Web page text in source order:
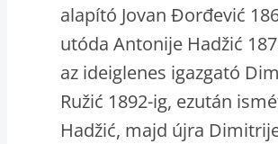
alapító Jovan Đorđević
utóda Antonije Hadžić
az ideiglenes igazgató
Ružić 1892-ig, ezután
Hadžić, majd újra